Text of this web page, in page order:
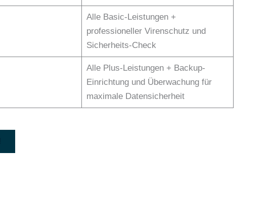
Alle Basic-Leistungen +
professioneller Virenschutz und
Sicherheits-Check
Alle Plus-Leistungen + Backup-
Einrichtung und Überwachung für
maximale Datensicherheit